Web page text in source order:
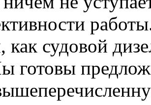
как судовой
готовы